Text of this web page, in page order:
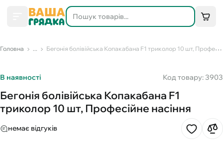
Головна ... Бегонія болівійська Копакабана F1 триколор 10 шт, Професійне насіння
В наявності Код товару: 3903
Бегонія болівійська Копакабана F1
триколор 10 шт, Професійне насіння
немає відгуків